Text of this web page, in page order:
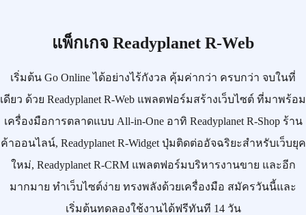
แพ็กเกจ Readyplanet R-Web
เริ่มต้น Go Onlineได้อย่างไร้กังวล คุ้มค่ากว่า ครบกว่า จบในที่
เดียว ด้วย Readyplanet R-Web แพลตฟอร์มสร้างเว็บไซต์ ที่มาพร้อม
เครื่องมือการตลาดแบบ All-in-Oneอาทิ Readyplanet R-Shopร้าน
ค้าออนไลน์, Readyplanet R-Widgetปุ่มติดต่ออัจฉริยะสำหรับเว็บยุค
ใหม่, Readyplanet R-CRMแพลตฟอร์มบริหารงานขาย และอีก
มากมาย ทำเว็บไซต์ง่าย ทรงพลังด้วยเครื่องมือ สมัครวันนี้และ
เริ่มต้นทดลองใช้งานได้ฟรีทันที 14 วัน